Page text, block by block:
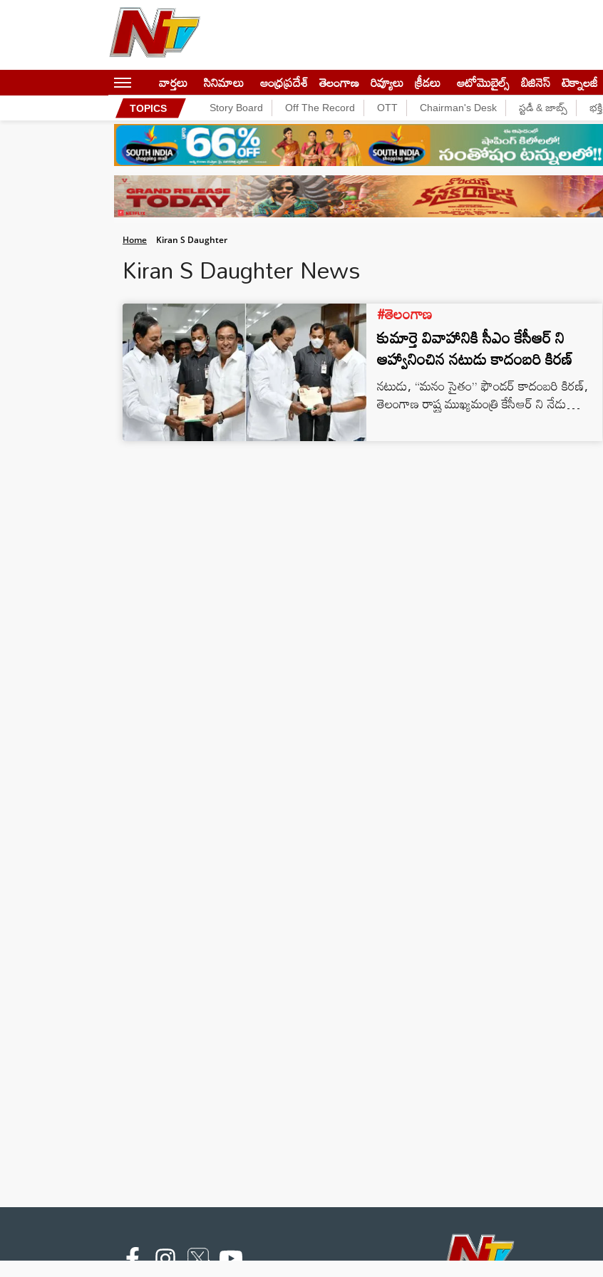
వార్తలు సినిమాలు ఆంధ్రప్రదేశ్ తెలంగాణ రివ్యూలు క్రీడలు ఆటోమొబైల్స్ బిజినెస్‌ టెక్నాలజీ
TOPICS Story Board Off The Record OTT Chairman's Desk స్టడీ & జాబ్స్ భక్తి
Home Kiran S Daughter
Kiran S Daughter News
#తెలంగాణ
కుమార్తె వివాహానికి సీఎం కేసీఆర్ ని
ఆహ్వానించిన నటుడు కాదంబరి కిరణ్
నటుడు, “మనం సైతం” ఫౌండర్ కాదంబరి కిరణ్,
తెలంగాణ రాష్ట్ర ముఖ్యమంత్రి కేసీఆర్ ని నేడు
మర్యాద పూర్వకంగా కలిశారు. కేసీఆర్ ని తన